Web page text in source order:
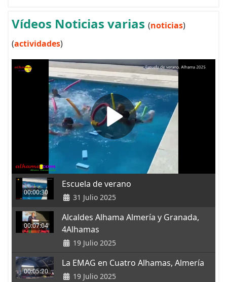
Vídeos Noticias varias (noticias)
(actividades)
00:00:30
Escuela de verano
31 Julio 2025
00:07:04
Alcaldes Alhama Almería y Granada,
4Alhamas
19 Julio 2025
00:05:20
La EMAG en Cuatro Alhamas, Almería
19 Julio 2025